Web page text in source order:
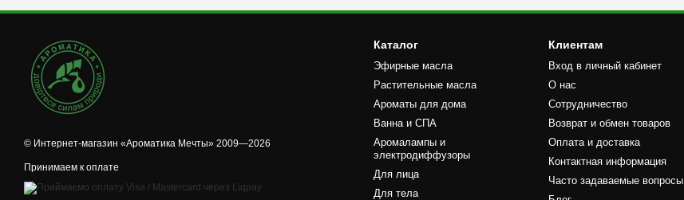
© Интернет-магазин «Ароматика Мечты» 2009—2026
Принимаем к оплате
Каталог
Эфирные масла
Растительные масла
Ароматы для дома
Ванна и СПА
Аромалампы и
электродиффузоры
Для лица
Для тела
Клиентам
Вход в личный кабинет
О нас
Сотрудничество
Возврат и обмен товаров
Оплата и доставка
Контактная информация
Часто задаваемые вопросы